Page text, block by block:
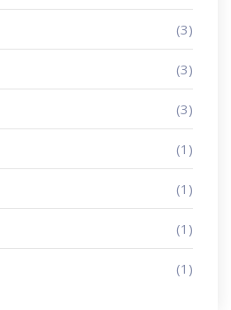
(3)
(3)
(3)
(1)
(1)
(1)
(1)